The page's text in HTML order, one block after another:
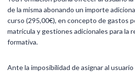
de la misma abonando un importe
curso (295,00€), en concepto de gastos
matrícula y gestiones adicionales para la
formativa.
Ante la imposibilidad de asignar al